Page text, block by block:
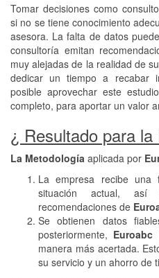
Tomar decisiones como
si no se tiene conocimiento
asesora. La falta de datos
consultoría emitan
muy alejadas de la realidad de
dedicar un tiempo a recabar
posible aprovechar este
completo, para aportar un valor
¿ Resultado para
La Metodología aplicada por
La empresa recibe
situación actual, así
recomendaciones de
Se obtienen datos
posteriormente, Euroabc
manera más acertada.
su servicio y un ahorro de